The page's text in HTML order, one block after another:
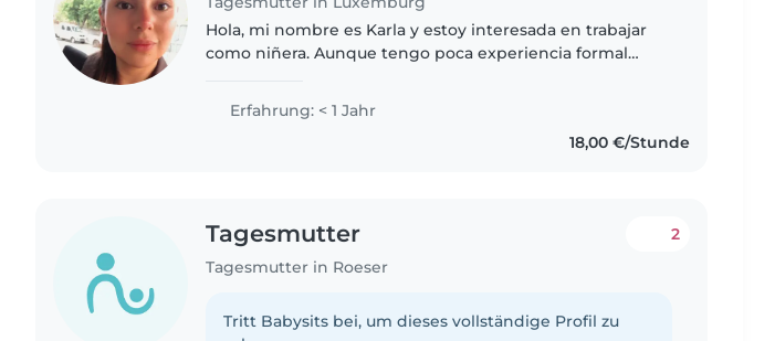
Hola, mi nombre es Karla y estoy interesada en trabajar
como niñera. Aunque tengo poca experiencia formal
Erfahrung: < 1 Jahr
18,00 €/Stunde
Tagesmutter
Tagesmutter in Roeser
2
Tritt Babysits bei, um dieses vollständige Profil zu